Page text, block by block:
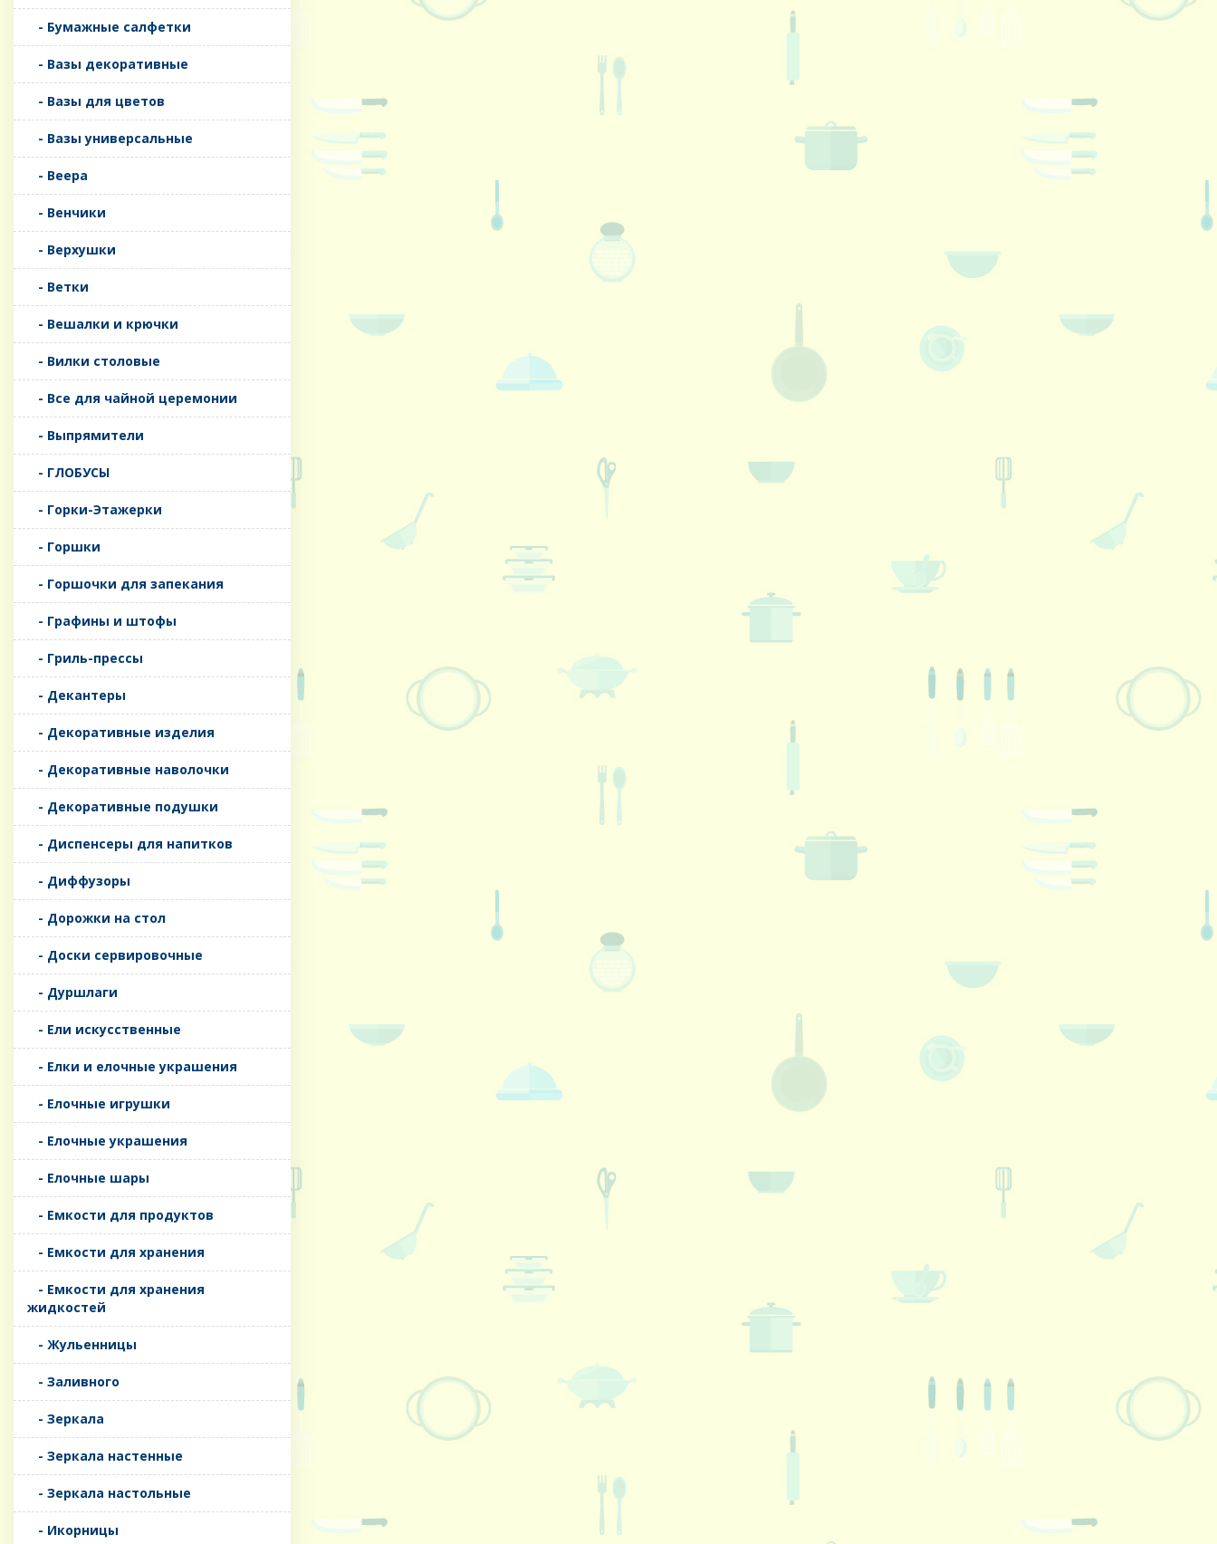
- Бумажные салфетки
- Вазы декоративные
- Вазы для цветов
- Вазы универсальные
- Веера
- Венчики
- Верхушки
- Ветки
- Вешалки и крючки
- Вилки столовые
- Все для чайной церемонии
- Выпрямители
- ГЛОБУСЫ
- Горки-Этажерки
- Горшки
- Горшочки для запекания
- Графины и штофы
- Гриль-прессы
- Декантеры
- Декоративные изделия
- Декоративные наволочки
- Декоративные подушки
- Диспенсеры для напитков
- Диффузоры
- Дорожки на стол
- Доски сервировочные
- Дуршлаги
- Ели искусственные
- Елки и елочные украшения
- Елочные игрушки
- Елочные украшения
- Елочные шары
- Емкости для продуктов
- Емкости для хранения
- Емкости для хранения
жидкостей
- Жульенницы
- Заливного
- Зеркала
- Зеркала настенные
- Зеркала настольные
- Икорницы